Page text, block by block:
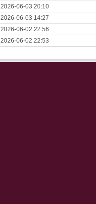
2026-06-03 20:10
2026-06-03 14:27
2026-06-02 22:56
2026-06-02 22:53